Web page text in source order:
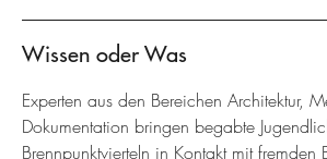
Wissen oder Was
Experten aus den Bereichen Architektur,
Dokumentation bringen begabte
Brennpunktvierteln in Kontakt mit fremden